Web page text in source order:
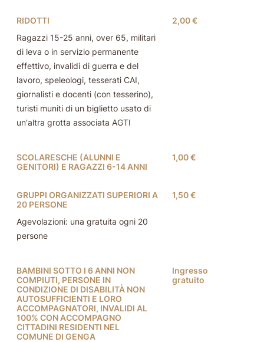
RIDOTTI
Ragazzi 15-25 anni, over 65, militari
di leva o in servizio permanente
effettivo, invalidi di guerra e del
lavoro, speleologi, tesserati CAI,
giornalisti e docenti (con tesserino),
turisti muniti di un biglietto usato di
un'altra grotta associata AGTI
2,00 €
SCOLARESCHE (ALUNNI E
GENITORI) E RAGAZZI 6-14 ANNI
1,00 €
GRUPPI ORGANIZZATI SUPERIORI A
20 PERSONE
Agevolazioni: una gratuita ogni 20
persone
1,50 €
BAMBINI SOTTO I 6 ANNI NON
COMPIUTI, PERSONE IN
CONDIZIONE DI DISABILITÀ NON
AUTOSUFFICIENTI E LORO
ACCOMPAGNATORI, INVALIDI AL
100% CON ACCOMPAGNO
CITTADINI RESIDENTI NEL
COMUNE DI GENGA
Ingresso
gratuito